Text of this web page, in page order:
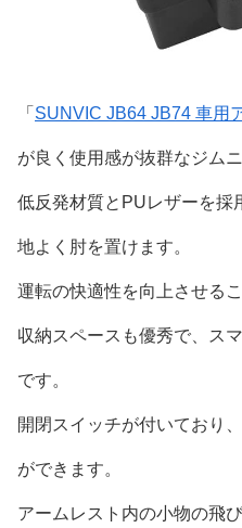
「 SUNVIC JB64 JB74 車用
が良く使用感が抜群なジム
低反発材質とPUレザーを採
地よく肘を置けます。
運転の快適性を向上させる
収納スペースも優秀で、ス
です。
開閉スイッチが付いており
ができます。
アームレスト内の小物の飛